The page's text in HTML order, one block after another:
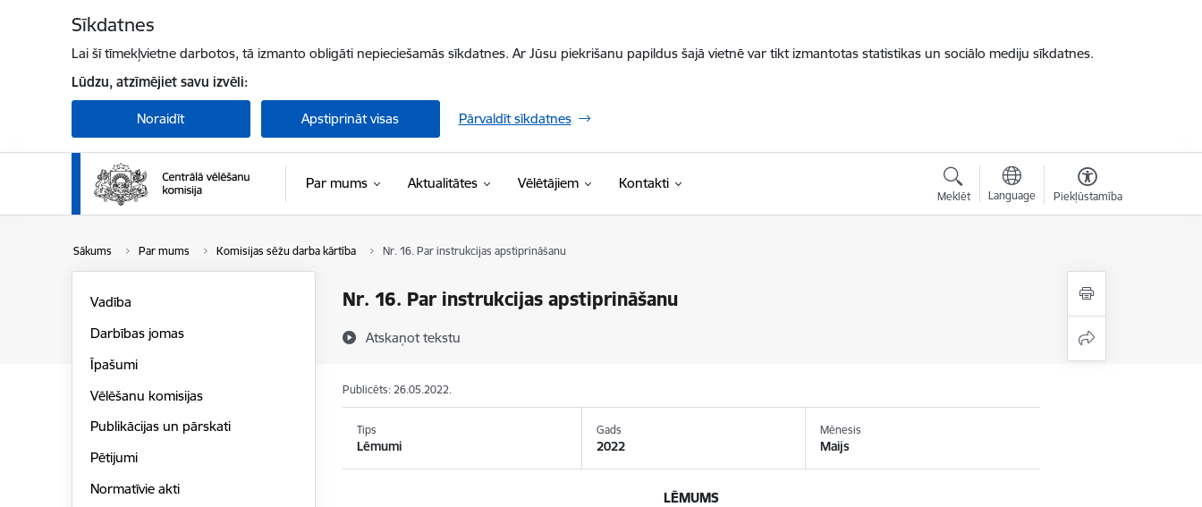
Sīkdatnes
Lai šī tīmekļvietne darbotos, tā izmanto obligāti nepieciešamās sīkdatnes. Ar Jūsu piekrišanu papildus šajā vietnē var tikt izmantotas statistikas un sociālo mediju sīkdatnes.
Lūdzu, atzīmējiet savu izvēli:
Noraidīt Apstiprināt visas Pārvaldīt sīkdatnes
Par mums Aktualitātes Vēlētājiem Kontakti
Meklēt Language Piekļūstamība
Sākums Par mums Komisijas sēžu darba kārtība Nr. 16. Par instrukcijas apstiprināšanu
Nr. 16. Par instrukcijas apstiprināšanu
Atskaņot tekstu
Vadība
Darbības jomas
Īpašumi
Vēlēšanu komisijas
Publikācijas un pārskati
Pētijumi
Normatīvie akti
Publicēts: 26.05.2022.
Tips
Lēmumi
Gads
2022
Mēnesis
Maijs
LĒMUMS